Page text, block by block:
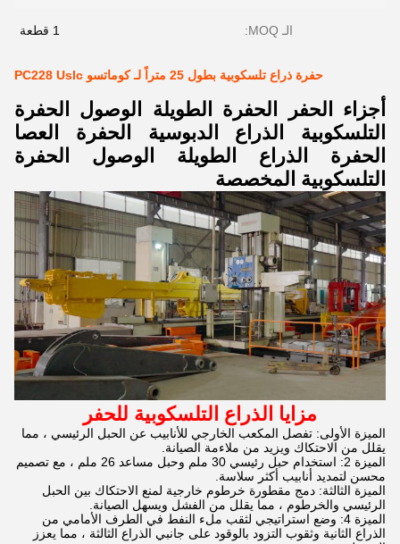
الـ MOQ: 1 قطعة
حفرة ذراع تلسكوبية بطول 25 متراً لـ كوماتسو PC228 Uslc
أجزاء الحفر الحفرة الطويلة الوصول الحفرة
التلسكوبية الذراع الدبوسية الحفرة العصا
الحفرة الذراع الطويلة الوصول الحفرة
التلسكوبية المخصصة
مزايا الذراع التلسكوبية للحفر
الميزة الأولى: تفصل المكعب الخارجي للأنابيب عن الحبل الرئيسي ، مما
يقلل من الاحتكاك ويزيد من ملاءمة الصيانة.
الميزة 2: استخدام حبل رئيسي 30 ملم وحبل مساعد 26 ملم ، مع تصميم
محسن لتمديد أنابيب أكثر سلاسة.
الميزة الثالثة: دمج مقطورة خرطوم خارجية لمنع الاحتكاك بين الحبل
الرئيسي والخرطوم ، مما يقلل من الفشل ويسهل الصيانة.
الميزة 4: وضع استراتيجي لثقب ملء النفط في الطرف الأمامي من
الذراع الثانية وثقوب التزود بالوقود على جانبي الذراع الثالثة ، مما يعزز